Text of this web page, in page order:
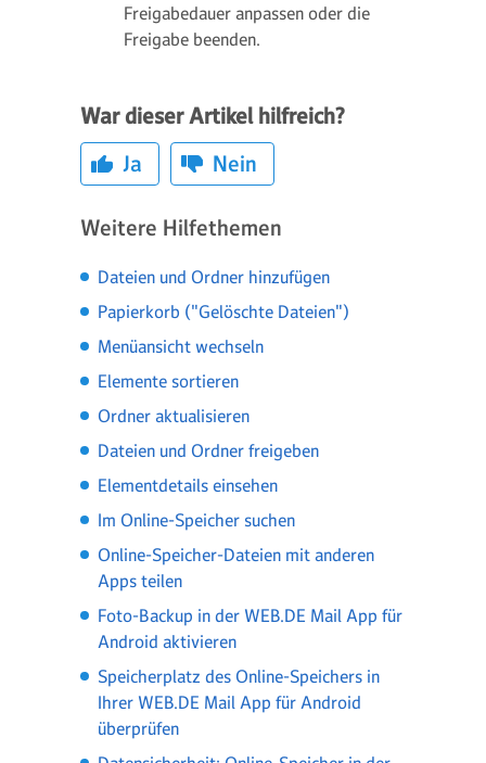
Freigabedauer anpassen oder die
Freigabe beenden.
War dieser Artikel hilfreich?
Ja
Nein
Weitere Hilfethemen
Dateien und Ordner hinzufügen
Papierkorb ("Gelöschte Dateien")
Menüansicht wechseln
Elemente sortieren
Ordner aktualisieren
Dateien und Ordner freigeben
Elementdetails einsehen
Im Online-Speicher suchen
Online-Speicher-Dateien mit anderen
Apps teilen
Foto-Backup in der WEB.DE Mail App für
Android aktivieren
Speicherplatz des Online-Speichers in
Ihrer WEB.DE Mail App für Android
überprüfen